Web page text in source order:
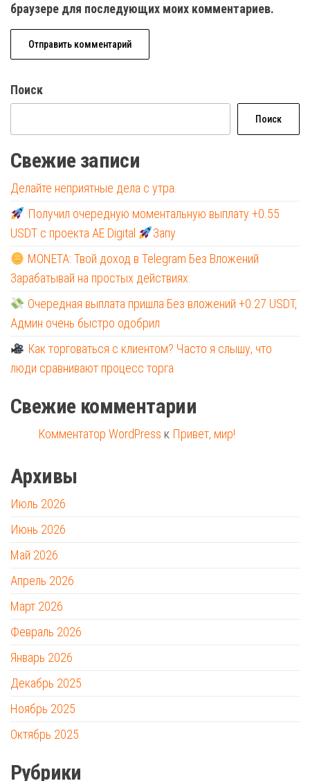
браузере для последующих моих комментариев.
Поиск
Поиск
Свежие записи
Делайте неприятные дела с утра.
Получил очередную моментальную выплату +0.55
USDT с проекта AE Digital
Запу
MONETA: Твой доход в Telegram Без Вложений
Зарабатывай на простых действиях:
Очередная выплата пришла Без вложений +0.27 USDT,
Админ очень быстро одобрил
Как торговаться с клиентом? Часто я слышу, что
люди сравнивают процесс торга
Свежие комментарии
Комментатор WordPress к Привет, мир!
Архивы
Июль 2026
Июнь 2026
Май 2026
Апрель 2026
Март 2026
Февраль 2026
Январь 2026
Декабрь 2025
Ноябрь 2025
Октябрь 2025
Рубрики